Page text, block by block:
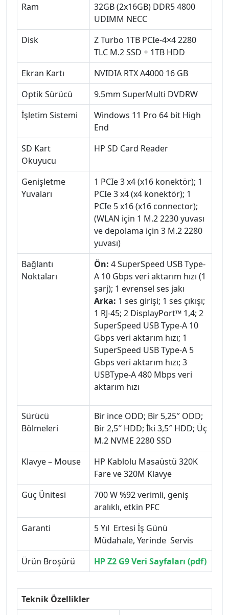
Ram
32GB (2x16GB) DDR5 4800
UDIMM NECC
Disk
Z Turbo 1TB PCIe-4×4 2280
TLC M.2 SSD + 1TB HDD
Ekran Kartı
NVIDIA RTX A4000 16 GB
Optik Sürücü
9.5mm SuperMulti DVDRW
İşletim Sistemi
Windows 11 Pro 64 bit High
End
SD Kart
Okuyucu
HP SD Card Reader
Genişletme
Yuvaları
1 PCIe 3 x4 (x16 konektör); 1
PCIe 3 x4 (x4 konektör); 1
PCIe 5 x16 (x16 connector);
(WLAN için 1 M.2 2230 yuvası
ve depolama için 3 M.2 2280
yuvası)
Bağlantı
Noktaları
Ön: 4 SuperSpeed USB Type-
A 10 Gbps veri aktarım hızı (1
şarj); 1 evrensel ses jakı
Arka: 1 ses girişi; 1 ses çıkışı;
1 RJ-45; 2 DisplayPort™ 1,4; 2
SuperSpeed USB Type-A 10
Gbps veri aktarım hızı; 1
SuperSpeed USB Type-A 5
Gbps veri aktarım hızı; 3
USBType-A 480 Mbps veri
aktarım hızı
Sürücü
Bölmeleri
Bir ince ODD; Bir 5,25″ ODD;
Bir 2,5″ HDD; İki 3,5″ HDD; Üç
M.2 NVME 2280 SSD
Klavye – Mouse
HP Kablolu Masaüstü 320K
Fare ve 320M Klavye
Güç Ünitesi
700 W %92 verimli, geniş
aralıklı, etkin PFC
Garanti
5 Yıl Ertesi İş Günü
Müdahale, Yerinde Servis
Ürün Broşürü
HP Z2 G9 Veri Sayfaları (pdf)
Teknik Özellikler